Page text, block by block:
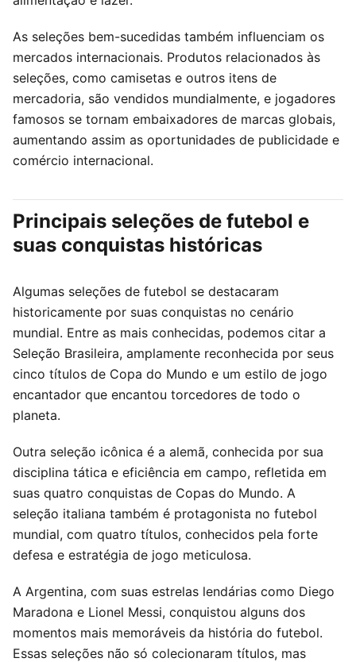
As seleções bem-sucedidas também influenciam os
mercados internacionais. Produtos relacionados às
seleções, como camisetas e outros itens de
mercadoria, são vendidos mundialmente, e jogadores
famosos se tornam embaixadores de marcas globais,
aumentando assim as oportunidades de publicidade e
comércio internacional.
Principais seleções de futebol e
suas conquistas históricas
Algumas seleções de futebol se destacaram
historicamente por suas conquistas no cenário
mundial. Entre as mais conhecidas, podemos citar a
Seleção Brasileira, amplamente reconhecida por seus
cinco títulos de Copa do Mundo e um estilo de jogo
encantador que encantou torcedores de todo o
planeta.
Outra seleção icônica é a alemã, conhecida por sua
disciplina tática e eficiência em campo, refletida em
suas quatro conquistas de Copas do Mundo. A
seleção italiana também é protagonista no futebol
mundial, com quatro títulos, conhecidos pela forte
defesa e estratégia de jogo meticulosa.
A Argentina, com suas estrelas lendárias como Diego
Maradona e Lionel Messi, conquistou alguns dos
momentos mais memoráveis da história do futebol.
Essas seleções não só colecionaram títulos, mas